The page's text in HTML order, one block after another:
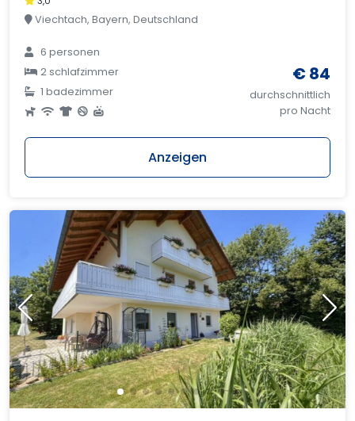
Viechtach, Bayern, Deutschland
6 personen
2 schlafzimmer
1 badezimmer
€ 84
durchschnittlich
pro Nacht
Anzeigen